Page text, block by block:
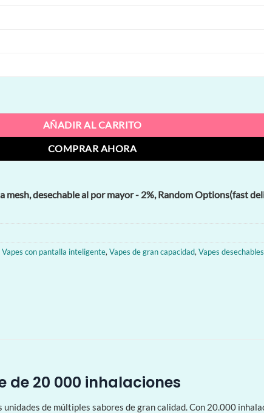
al por mayor cantidad
AÑADIR AL CARRITO
COMPRAR AHORA
desechable al por mayor - 2%, Random Options(fast
Vapes con pantalla inteligente, Vapes de gran capacidad, Vapes
de 20 000 inhalaciones
de múltiples sabores de gran calidad. Con 20.000